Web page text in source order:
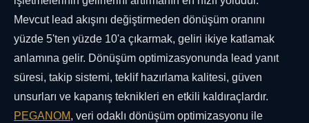
Mevcut lead akışını değiştirmeden dönüşüm oranını
yüzde 5'ten yüzde 10'a çıkarmak, geliri ikiye katlamak
anlamına gelir. Dönüşüm optimizasyonunda lead yanıt
süresi, takip sistemi, teklif hazırlama kalitesi, güven
unsurları ve kapanış teknikleri en etkili kaldıraçlardır.
PEGANOM, veri odaklı dönüşüm optimizasyonu ile